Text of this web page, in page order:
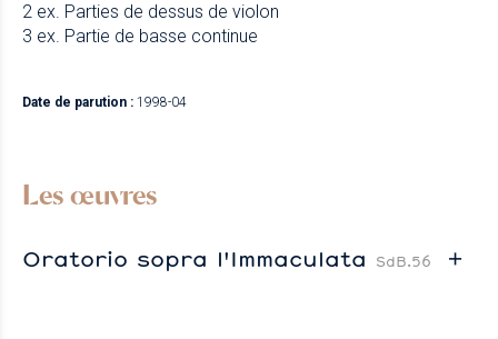
2 ex. Parties de dessus de violon
3 ex. Partie de basse continue
Date de parution : 1998-04
Les œuvres
Oratorio sopra l'Immaculata SdB.56